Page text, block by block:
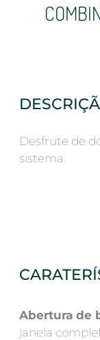
Desfrute de
sistema.
Abertura de
janela